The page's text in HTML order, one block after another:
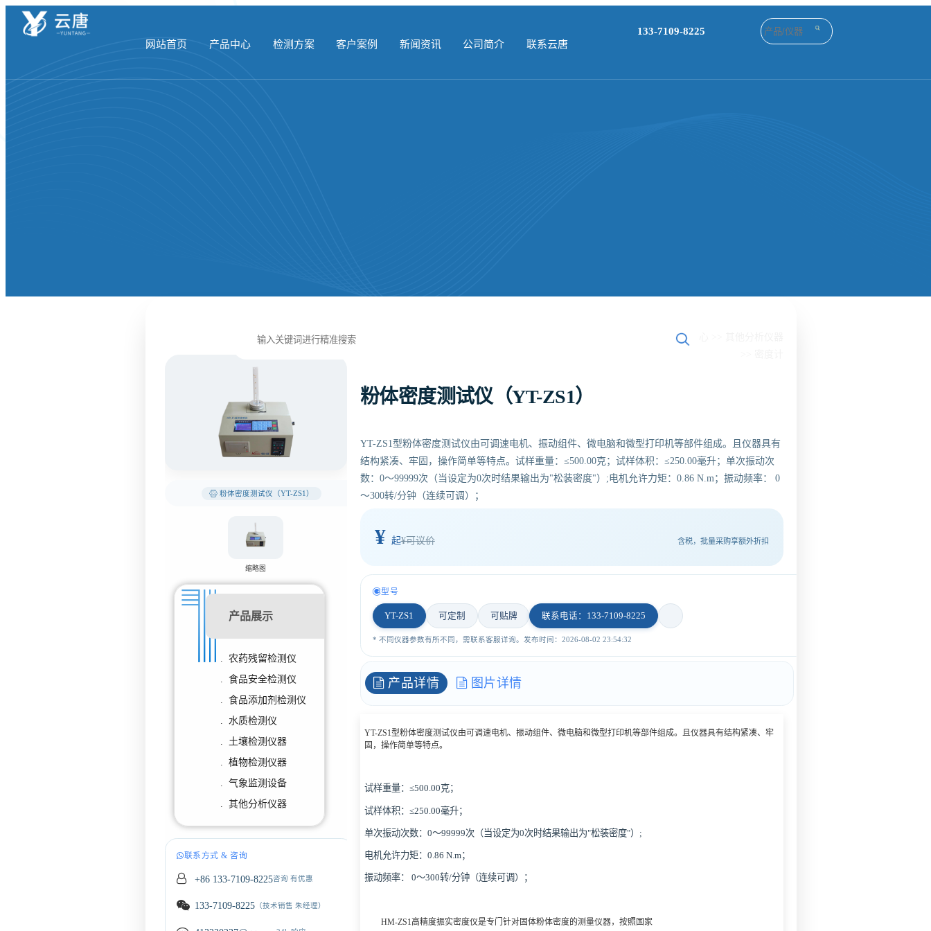
网站首页 产品中心 检测方案 客户案例 新闻资讯 公司简介 联系云唐
133-7109-8225
粉体密度测试仪（YT-ZS1）
缩略图
产品展示
. 农药残留检测仪
. 食品安全检测仪
. 食品添加剂检测仪
. 水质检测仪
. 土壤检测仪器
. 植物检测仪器
. 气象监测设备
. 其他分析仪器
联系方式 & 咨询
+86 133-7109-8225咨询 有优惠
133-7109-8225（技术销售 朱经理）
产品中心
粉体密度测试仪（YT-ZS1）
YT-ZS1型粉体密度测试仪由可调速电机、振动组件、微电脑和微型打印机等部件组成。且仪器具有
结构紧凑、牢固，操作简单等特点。试样重量：≤500.00克；试样体积：≤250.00毫升；单次振动次
数：0～99999次（当设定为0次时结果输出为"松装密度"）;电机允许力矩：0.86 N.m；振动频率： 0
～300转/分钟（连续可调）；
¥ 起¥可议价 含税，批量采购享额外折扣
型号
YT-ZS1 可定制 可贴牌 联系电话：133-7109-8225
* 不同仪器参数有所不同，需联系客服详询。发布时间：2026-08-02 23:54:32
产品详情 图片详情
YT-ZS1型粉体密度测试仪由可调速电机、振动组件、微电脑和微型打印机等部件组成。且仪器具有结构紧凑、牢
固，操作简单等特点。
试样重量：≤500.00克；
试样体积：≤250.00毫升；
单次振动次数：0～99999次（当设定为0次时结果输出为"松装密度"）;
电机允许力矩：0.86 N.m；
振动频率： 0～300转/分钟（连续可调）；
HM-ZS1高精度振实密度仪是专门针对固体粉体密度的测量仪器，按照国家